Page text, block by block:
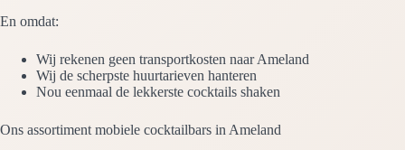
En omdat:
Wij rekenen geen transportkosten naar Ameland
Wij de scherpste huurtarieven hanteren
Nou eenmaal de lekkerste cocktails shaken
Ons assortiment mobiele cocktailbars in Ameland